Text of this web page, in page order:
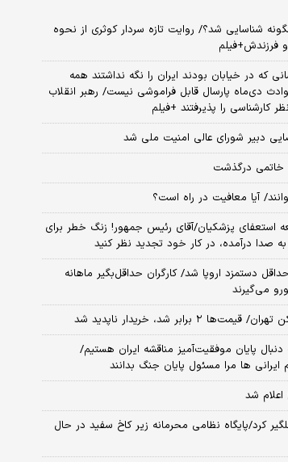
شناسایی شد؟/ روایت تازه سردار کوثری از نحوه
فرزندش+فیلم
که در خیابان بودند ایران را نگه نداشتند همه
دی‌ماه پارسال قابل فراموشی نیست/ رهبر انقلاب
کارشناسی را پذیرفتند +فیلم
دبیر شورای عالی امنیت ملی شد
خاتمی درگذشت
آیا معافیت در راه است؟
استعفای پزشکیان/آقای رئیس جمهور! زنگ خطر برای
صدا درآمده، در کار خود تجدید نظر کنید
دستمزد اروپا شد/ کارگران حداقل‌بگیر ماهانه
۲ برابر شد، خریدار ناپدید شد
پایان موفقیت‌آمیز مناقشه ایران هستیم/
ها مرا مسئول پایان جنگ بدانند
شد
کرد/پایگاه نظامی محرمانه زیر کاخ سفید در حال